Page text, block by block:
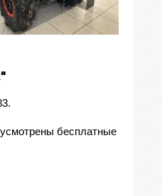
бесплатные